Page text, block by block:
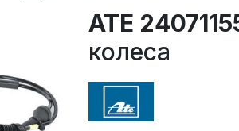
ATE
колеса